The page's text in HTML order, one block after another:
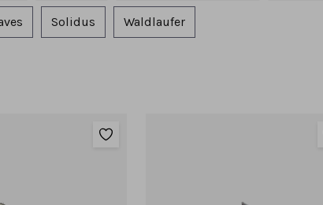
Solidus Waldlaufer